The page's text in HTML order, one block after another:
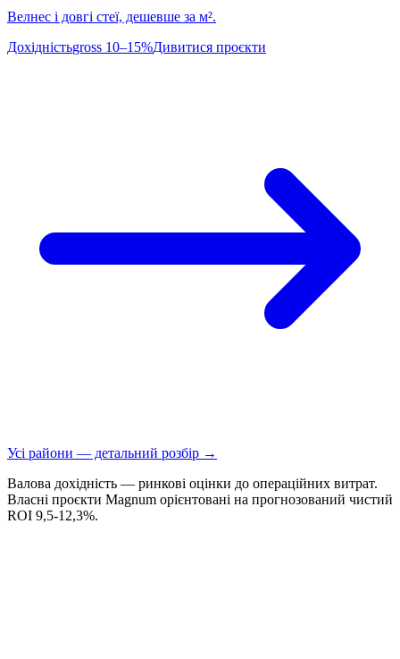
Велнес і довгі стеї, дешевше за м².
Дохідністьgross 10–15%Дивитися проєкти
Усі райони — детальний розбір →
Валова дохідність — ринкові оцінки до операційних витрат.
Власні проєкти Magnum орієнтовані на прогнозований чистий
ROI 9,5-12,3%.